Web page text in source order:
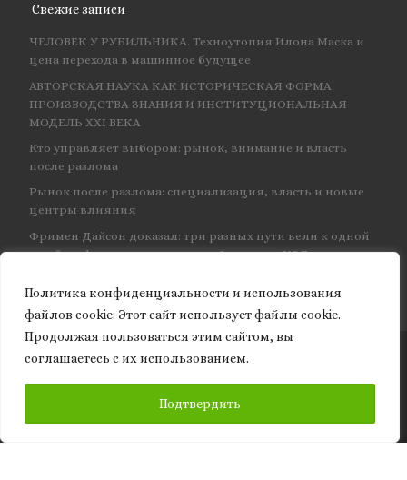
Политика конфиденциальности и использования
файлов сookie: Этот сайт использует файлы cookie.
Продолжая пользоваться этим сайтом, вы
соглашаетесь с их использованием.
Подтвердить
Свежие записи
ЧЕЛОВЕК У РУБИЛЬНИКА. Техноутопия Илона Маска и
цена перехода в машинное будущее
АВТОРСКАЯ НАУКА КАК ИСТОРИЧЕСКАЯ ФОРМА
ПРОИЗВОДСТВА ЗНАНИЯ И ИНСТИТУЦИОНАЛЬНАЯ
МОДЕЛЬ XXI ВЕКА
Кто управляет выбором: рынок, внимание и власть
после разлома
Рынок после разлома: специализация, власть и новые
центры влияния
Фримен Дайсон доказал: три разных пути вели к одной
и той же физике — и навсегда объединил КЭД
© 2026Granite of science– Все права защищены